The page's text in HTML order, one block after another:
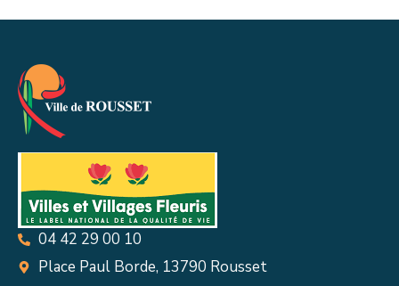
04 42 29 00 10
Place Paul Borde, 13790 Rousset